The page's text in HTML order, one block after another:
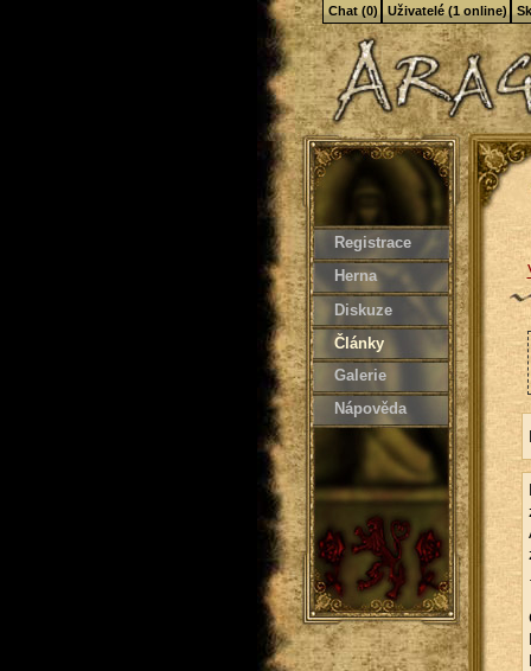
Registrace
Herna
Diskuze
Články
Galerie
Nápověda
Chat (0) Uživatelé (1 online)